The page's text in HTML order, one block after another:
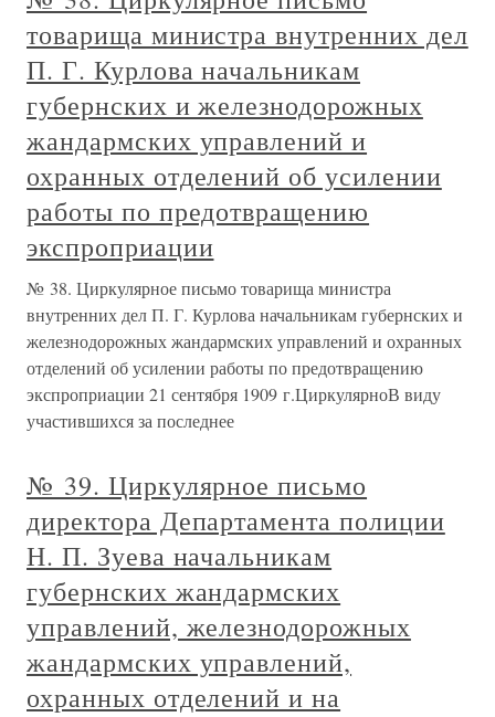
товарища министра внутренних дел
П. Г. Курлова начальникам
губернских и железнодорожных
жандармских управлений и
охранных отделений об усилении
работы по предотвращению
экспроприации
№ 38. Циркулярное письмо товарища министра
внутренних дел П. Г. Курлова начальникам губернских и
железнодорожных жандармских управлений и охранных
отделений об усилении работы по предотвращению
экспроприации 21 сентября 1909 г.ЦиркулярноВ виду
участившихся за последнее
№ 39. Циркулярное письмо
директора Департамента полиции
Н. П. Зуева начальникам
губернских жандармских
управлений, железнодорожных
жандармских управлений,
охранных отделений и на